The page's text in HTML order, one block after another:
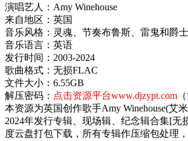
演唱艺人：Amy Winehouse
来自地区：英国
音乐风格：灵魂、节奏布鲁斯、雷鬼和爵士
音乐语言：英语
发行时间：2003-2024
歌曲格式：无损FLAC
文件大小：6.55GB
解压密码： 点击资源平台www.djzypt.com
本资源为英国创作歌手Amy Winehouse(艾
2024年发行专辑、现场辑、纪念辑合集[无
度云盘打包下载，所有专辑作压缩包处理